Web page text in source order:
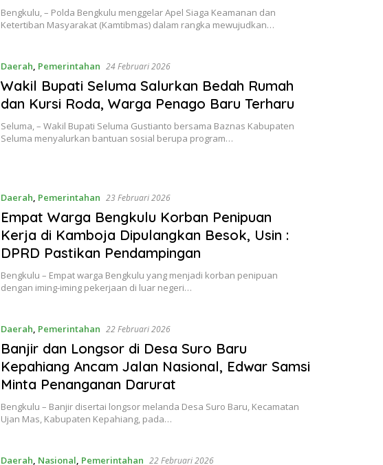
Bengkulu, – Polda Bengkulu menggelar Apel Siaga Keamanan dan
Ketertiban Masyarakat (Kamtibmas) dalam rangka mewujudkan…
Daerah, Pemerintahan 24 Februari 2026
Wakil Bupati Seluma Salurkan Bedah Rumah
dan Kursi Roda, Warga Penago Baru Terharu
Seluma, – Wakil Bupati Seluma Gustianto bersama Baznas Kabupaten
Seluma menyalurkan bantuan sosial berupa program…
Daerah, Pemerintahan 23 Februari 2026
Empat Warga Bengkulu Korban Penipuan
Kerja di Kamboja Dipulangkan Besok, Usin :
DPRD Pastikan Pendampingan
Bengkulu – Empat warga Bengkulu yang menjadi korban penipuan
dengan iming-iming pekerjaan di luar negeri…
Daerah, Pemerintahan 22 Februari 2026
Banjir dan Longsor di Desa Suro Baru
Kepahiang Ancam Jalan Nasional, Edwar Samsi
Minta Penanganan Darurat
Bengkulu – Banjir disertai longsor melanda Desa Suro Baru, Kecamatan
Ujan Mas, Kabupaten Kepahiang, pada…
Daerah, Nasional, Pemerintahan 22 Februari 2026